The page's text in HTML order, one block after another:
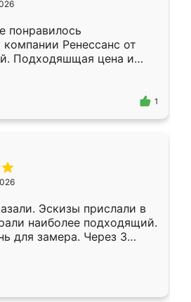
понравилось
Ренессанс от
Подходяшщая цена и
Приехавший
Владислав
эскизу самый
1
Эскизы прислали в
наиболее подходящий.
для замера. Через 3
уже готова. Остались
Спасибо Ренессанс
работу!